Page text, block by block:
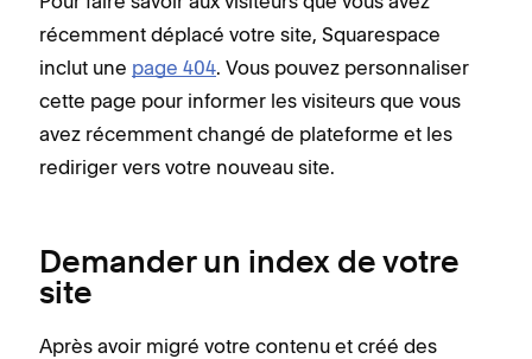
récemment déplacé votre site, Squarespace
inclut une page 404. Vous pouvez personnaliser
cette page pour informer les visiteurs que vous
avez récemment changé de plateforme et les
rediriger vers votre nouveau site.
Demander un index de votre
site
Après avoir migré votre contenu et créé des